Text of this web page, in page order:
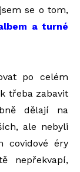
se o tom,
a turné
po celém
třeba zabavit
dělají na
ale nebyli
covidové éry
nepřekvapí,